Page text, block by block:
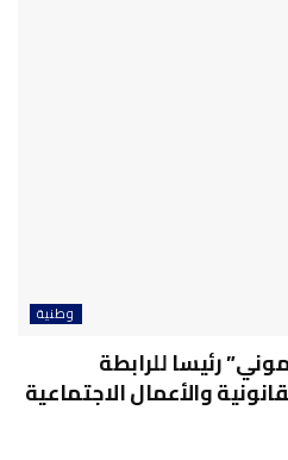
وطنية
رئيسا للرابطة
والأعمال الاجتماعية